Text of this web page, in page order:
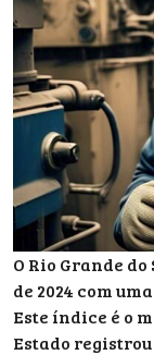
O Rio Grande
de 2024 com
Este índice é o
Estado